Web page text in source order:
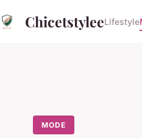
ChicetstyleeLifestyle
MODE